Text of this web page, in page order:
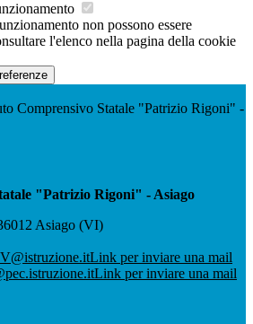
non possono essere
l'elenco nella pagina della cookie
Comprensivo Statale "Patrizio Rigoni" -
"Patrizio Rigoni" - Asiago
Asiago (VI)
Link per inviare una mail
Link per inviare una mail